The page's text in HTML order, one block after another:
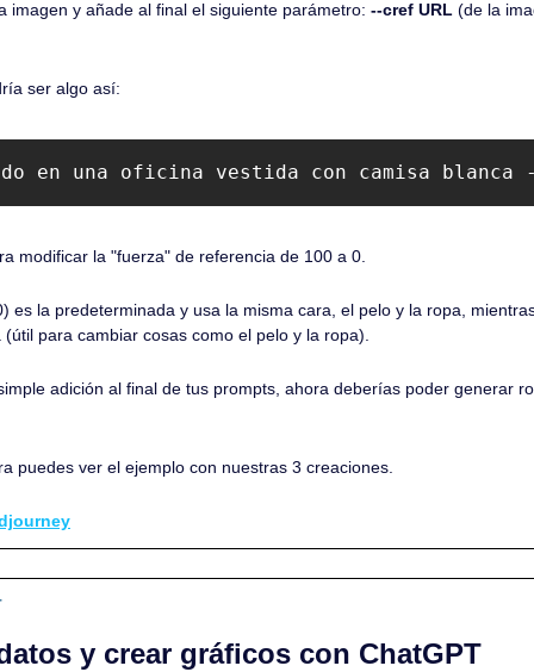
imagen y añade al final el siguiente parámetro: --cref URL (de la
ser algo así:
en una oficina vestida con camisa
modificar la "fuerza" de referencia de 100 a 0.
es la predeterminada y usa la misma cara, el pelo y la ropa,
para cambiar cosas como el pelo y la ropa).
adición al final de tus prompts, ahora deberías poder generar
puedes ver el ejemplo con nuestras 3 creaciones.
y crear gráficos con ChatGPT